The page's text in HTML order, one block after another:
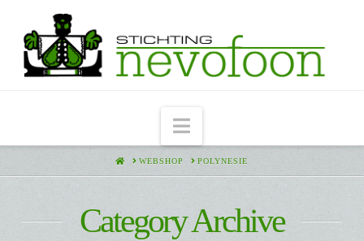
Navigation
HOMEWEBSHOP POLYNESIE
Category Archive